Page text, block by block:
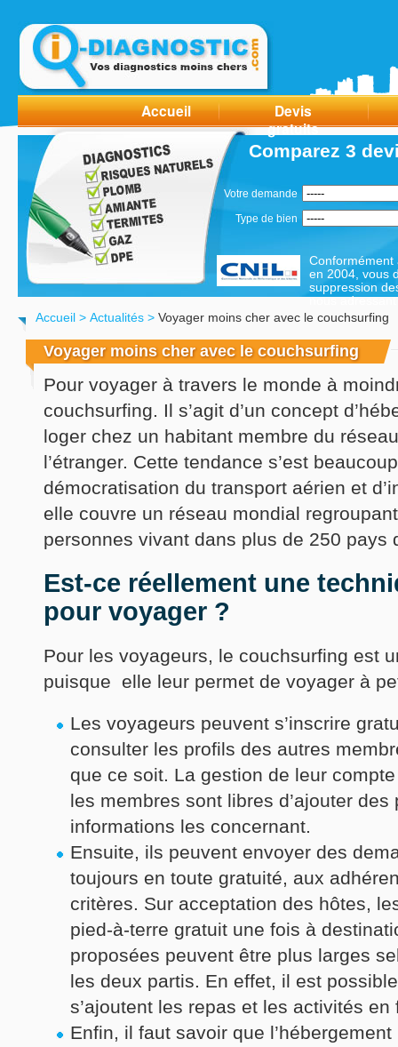
Accueil
Devis
gratuits
Comparez 3
Votre demande
Type de bien
Conformément
en 2004, vous
suppression
nous
Accueil > Actualités > Voyager moins cher avec le couchsurfing
Voyager moins cher avec le couchsurfing
Pour voyager à travers le monde à
couchsurfing. Il s’agit d’un concept
loger chez un habitant membre du
l’étranger. Cette tendance s’est
démocratisation du transport aérien et
elle couvre un réseau mondial
personnes vivant dans plus de 250 pays
Est-ce réellement une
pour voyager ?
Pour les voyageurs, le couchsurfing est
puisque elle leur permet de voyager à
Les voyageurs peuvent s’inscrire
consulter les profils des autres
que ce soit. La gestion de leur
les membres sont libres d’ajouter des
informations les concernant.
Ensuite, ils peuvent envoyer des
toujours en toute gratuité, aux
critères. Sur acceptation des hôtes,
pied-à-terre gratuit une fois à
proposées peuvent être plus larges
les deux partis. En effet, il est
s’ajoutent les repas et les activités
Enfin, il faut savoir que